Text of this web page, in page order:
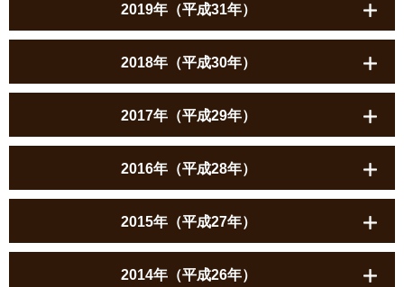
2019年（平成31年）
2018年（平成30年）
2017年（平成29年）
2016年（平成28年）
2015年（平成27年）
2014年（平成26年）